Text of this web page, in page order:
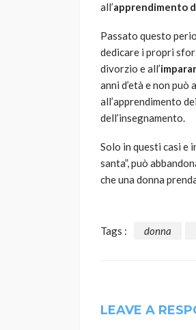
all’apprendimento
Passato questo
dedicare i propri
divorzio e all’
anni d’età e non
all’apprendimento
dell’insegnamento.
Solo in questi casi e
santa”, può
che una donna
Tags : donna
LEAVE A